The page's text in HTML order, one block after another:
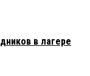
в лагере